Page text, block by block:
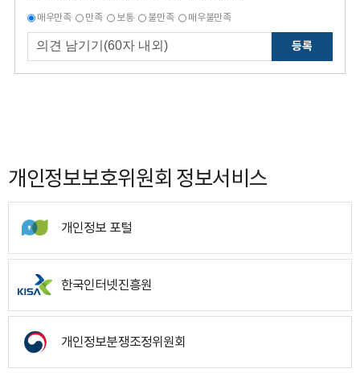
매우만족 만족 보통 불만족 매우불만족
등록
개인정보보호위원회 정보서비스
개인정보 포털
한국인터넷진흥원
개인정보분쟁조정위원회